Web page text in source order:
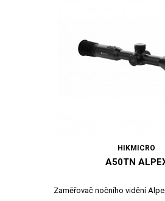
HIKMICRO
A50TN
Zaměřovač nočního vidění